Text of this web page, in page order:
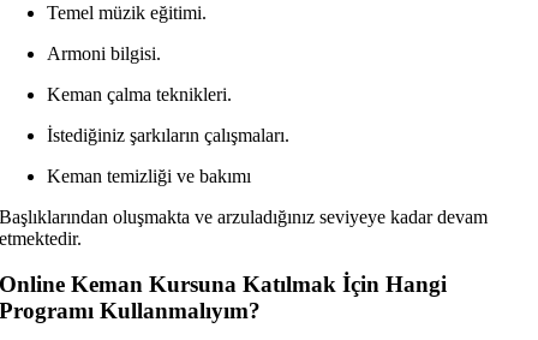
Temel müzik eğitimi.
Armoni bilgisi.
Keman çalma teknikleri.
İstediğiniz şarkıların çalışmaları.
Keman temizliği ve bakımı
Başlıklarından oluşmakta ve arzuladığınız seviyeye kadar devam
etmektedir.
Online Keman Kursuna Katılmak İçin Hangi
Programı Kullanmalıyım?